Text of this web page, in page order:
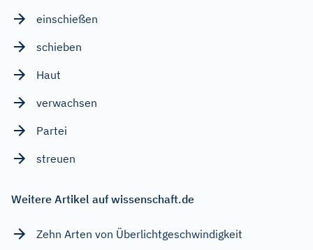
einschießen
schieben
Haut
verwachsen
Partei
streuen
Weitere Artikel auf wissenschaft.de
Zehn Arten von Überlichtgeschwindigkeit